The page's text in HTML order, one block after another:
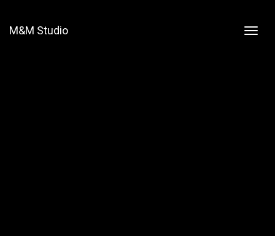
M&M Studio